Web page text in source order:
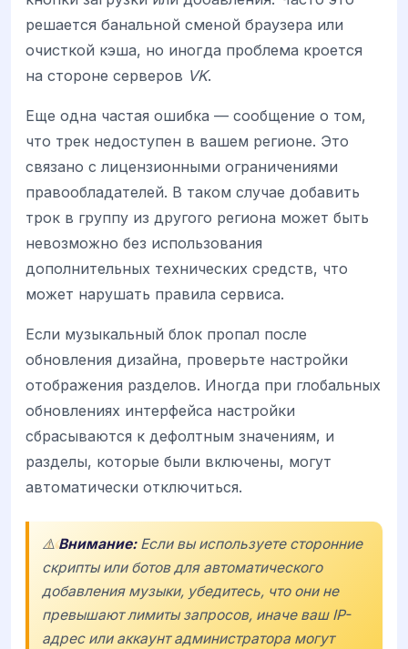
решается банальной сменой браузера или
очисткой кэша, но иногда проблема кроется
на стороне серверов VK.
Еще одна частая ошибка — сообщение о том,
что трек недоступен в вашем регионе. Это
связано с лицензионными ограничениями
правообладателей. В таком случае добавить
трок в группу из другого региона может быть
невозможно без использования
дополнительных технических средств, что
может нарушать правила сервиса.
Если музыкальный блок пропал после
обновления дизайна, проверьте настройки
отображения разделов. Иногда при глобальных
обновлениях интерфейса настройки
сбрасываются к дефолтным значениям, и
разделы, которые были включены, могут
автоматически отключиться.
⚠️Внимание:Если вы используете сторонние
скрипты или ботов для автоматического
добавления музыки, убедитесь, что они не
превышают лимиты запросов, иначе ваш IP-
адрес или аккаунт администратора могут